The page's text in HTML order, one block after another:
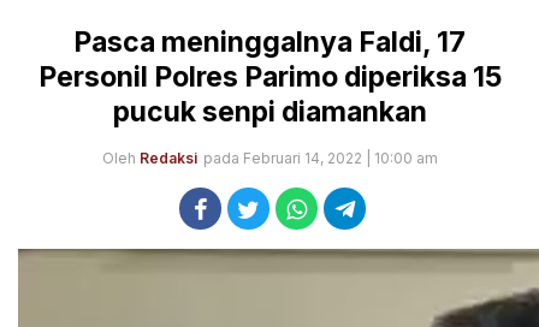
Pasca meninggalnya Faldi, 17
Personil Polres Parimo diperiksa 15
pucuk senpi diamankan
Oleh Redaksi pada Februari 14, 2022 | 10:00 am